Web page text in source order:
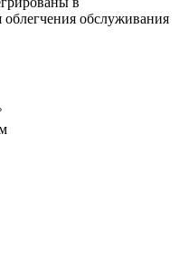
обслуживания